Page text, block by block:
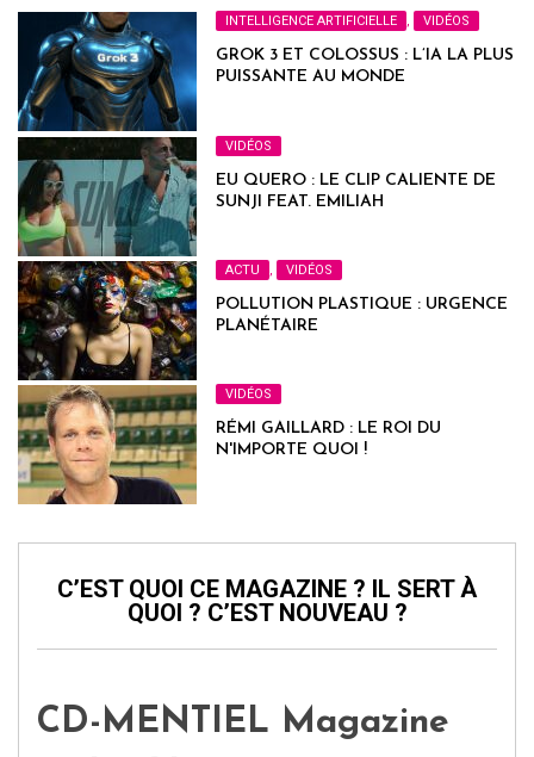
INTELLIGENCE ARTIFICIELLE , VIDÉOS
GROK 3 ET COLOSSUS : L’IA LA PLUS
PUISSANTE AU MONDE
VIDÉOS
EU QUERO : LE CLIP CALIENTE DE
SUNJI FEAT. EMILIAH
ACTU , VIDÉOS
POLLUTION PLASTIQUE : URGENCE
PLANÉTAIRE
VIDÉOS
RÉMI GAILLARD : LE ROI DU
N'IMPORTE QUOI !
C’EST QUOI CE MAGAZINE ? IL SERT À
QUOI ? C’EST NOUVEAU ?
CD-MENTIEL Magazine